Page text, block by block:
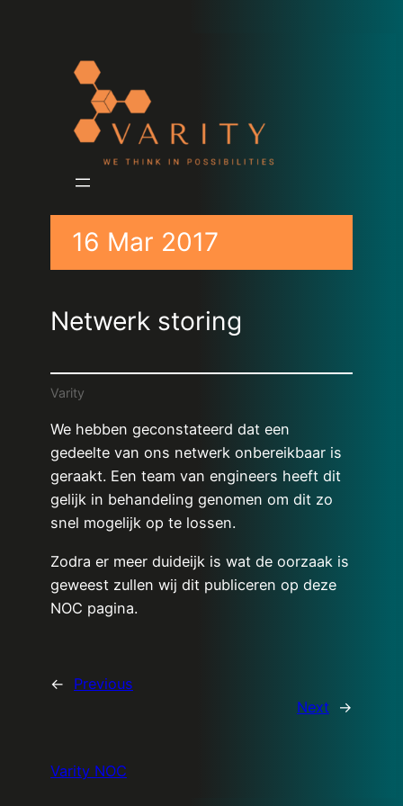
16 Mar 2017
Netwerk storing
Varity
We hebben geconstateerd dat een
gedeelte van ons netwerk onbereikbaar is
geraakt. Een team van engineers heeft dit
gelijk in behandeling genomen om dit zo
snel mogelijk op te lossen.
Zodra er meer duideijk is wat de oorzaak is
geweest zullen wij dit publiceren op deze
NOC pagina.
←
Previous
Next →
Varity NOC